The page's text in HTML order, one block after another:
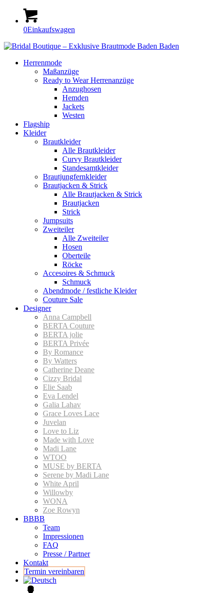
0Einkaufswagen
Herrenmode
Maßanzüge
Ready to Wear Herrenanzüge
Anzughosen
Hemden
Jackets
Westen
Flagship
Kleider
Braut­kleider
Alle Brautkleider
Curvy Braut­kleider
Standesamt­­­kleider
Braut­jungfern­kleider
Braut­jacken & Strick
Alle Brautjacken & Strick
Braut­jacken
Strick
Jumpsuits
Zweiteiler
Alle Zweiteiler
Hosen
Oberteile
Röcke
Accesoires & Schmuck
Schmuck
Abendmode / festliche Kleider
Couture Sale
Designer
Anna Campbell
BERTA Couture
BERTA jolie
BERTA Privée
By Romance
By Watters
Catherine Deane
Cizzy Bridal
Elie Saab
Eva Lendel
Galia Lahav
Grace Loves Lace
Juvelan
Love to Liz
Made with Love
Madi Lane
WTOO
MUSE by BERTA
Serene by Madi Lane
White April
Willowby
WONA
Zoe Rowyn
BBBB
Team
Impressionen
FAQ
Presse / Partner
Kontakt
Termin vereinbaren